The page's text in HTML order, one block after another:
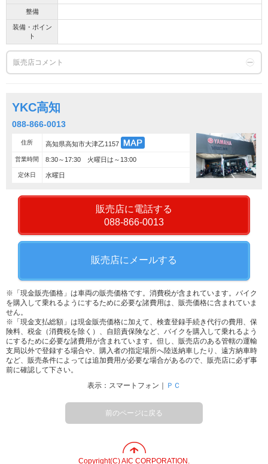
整備
装備・ポイン
ト
販売店コメント
YKC高知
088-866-0013
住所 高知県高知市大津乙1157
営業時間 8:30～17:30 火曜日は～13:00
定休日 水曜日
販売店に電話する
088-866-0013
販売店にメールする
※「現金販売価格」は車両の販売価格です。消費税が含まれています。バイク
を購入して乗れるようにするために必要な諸費用は、販売価格に含まれていま
せん。
※「現金支払総額」は現金販売価格に加えて、検査登録手続き代行の費用、保
険料、税金（消費税を除く）、自賠責保険など、バイクを購入して乗れるよう
にするために必要な諸費用が含まれています。但し、販売店のある管轄の運輸
支局以外で登録する場合や、購入者の指定場所へ陸送納車したり、遠方納車時
など、販売条件によっては追加費用が必要な場合があるので、販売店に必ず事
前に確認して下さい。
表示：スマートフォン｜
ＰＣ
前のページに戻る
Copyright(C) AIC CORPORATION.